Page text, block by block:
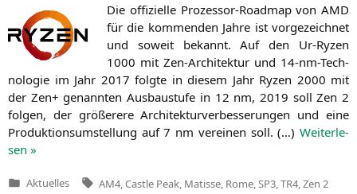
Die offi­zi­el­le Pro­zes­sor-Road­map von AMD
für die kom­men­den Jah­re ist vor­ge­zeich­net
und soweit bekannt. Auf den Ur-Ryzen
1000 mit Zen-Archi­tek­tur und 14-nm-Tech­
no­lo­gie im Jahr 2017 folg­te in die­sem Jahr Ryzen 2000 mit
der Zen+ genann­ten Aus­bau­stu­fe in 12 nm, 2019 soll Zen 2
fol­gen, der grö­ße­re­re Archi­tek­tur­ver­bes­se­run­gen und eine
Pro­duk­ti­ons­um­stel­lung auf 7 nm ver­ei­nen soll. (…) Wei­ter­le­
sen »
Veröffentlicht
Aktuelles Tags:
AM4 Castle Peak Matisse Rome SP3 TR4 Zen 2